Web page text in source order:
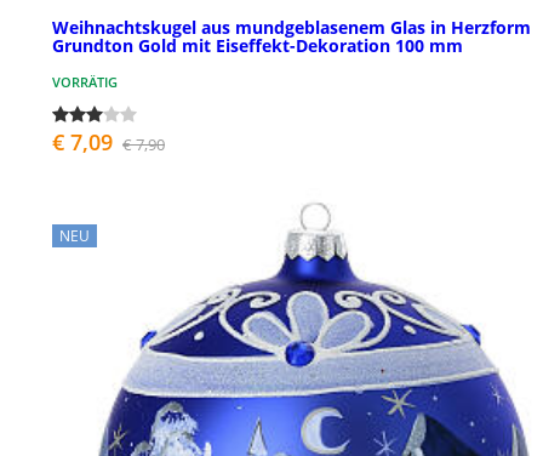
Weihnachtskugel aus mundgeblasenem Glas in Herzform
Grundton Gold mit Eiseffekt-Dekoration 100 mm
VORRÄTIG
€ 7,09 € 7,90
NEU